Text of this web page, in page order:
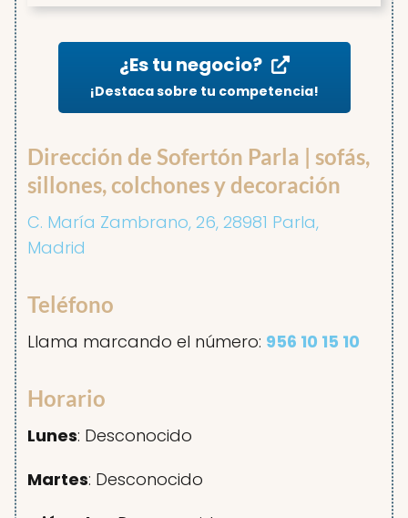
¿Es tu negocio?
¡Destaca sobre tu competencia!
Dirección de Sofertón Parla | sofás,
sillones, colchones y decoración
C. María Zambrano, 26, 28981 Parla,
Madrid
Teléfono
Llama marcando el número: 956 10 15 10
Horario
Lunes: Desconocido
Martes: Desconocido